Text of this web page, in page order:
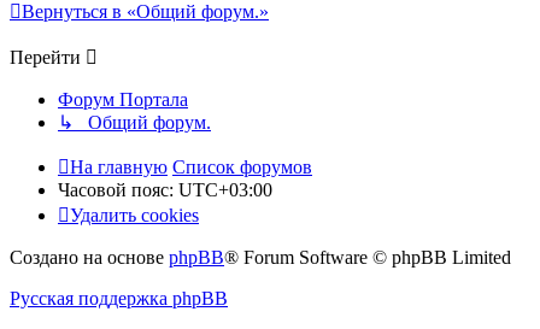
Вернуться в «Общий форум.»
Перейти
Форум Портала
↳ Общий форум.
На главную Список форумов
Часовой пояс: UTC+03:00
Удалить cookies
Создано на основе phpBB® Forum Software © phpBB Limited
Русская поддержка phpBB